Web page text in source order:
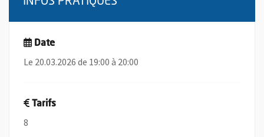
Date
Le 20.03.2026 de 19:00 à 20:00
Tarifs
8